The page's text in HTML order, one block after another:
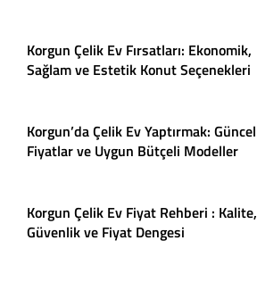
Korgun Çelik Ev Fırsatları: Ekonomik,
Sağlam ve Estetik Konut Seçenekleri
Korgun’da Çelik Ev Yaptırmak: Güncel
Fiyatlar ve Uygun Bütçeli Modeller
Korgun Çelik Ev Fiyat Rehberi : Kalite,
Güvenlik ve Fiyat Dengesi